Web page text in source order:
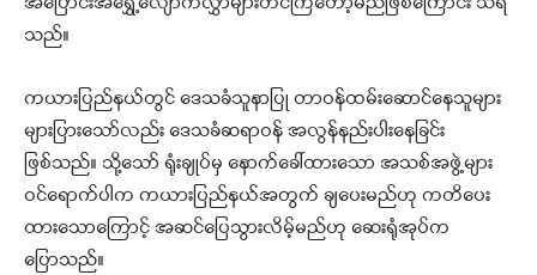
သည်။
ကယားပြည်နယ်တွင် ဒေသခံသူနာပြု တာဝန်ထမ်းဆောင်နေသူများ
များပြားသော်လည်း ဒေသခံဆရာဝန် အလွန်နည်းပါးနေခြင်း
ဖြစ်သည်။ သို့သော် ရုံးချုပ်မှ နောက်ခေါ်ထားသော အသစ်အဖွဲ့များ
ဝင်ရောက်ပါက ကယားပြည်နယ်အတွက် ချပေးမည်ဟု ကတိပေး
ထားသောကြောင့် အဆင်ပြေသွားလိမ့်မည်ဟု ဆေးရုံအုပ်က
ပြောသည်။